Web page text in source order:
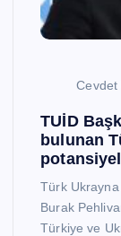
Cevdet
TUİD
bulunan
Türk Ukrayna
Burak
Türkiye ve